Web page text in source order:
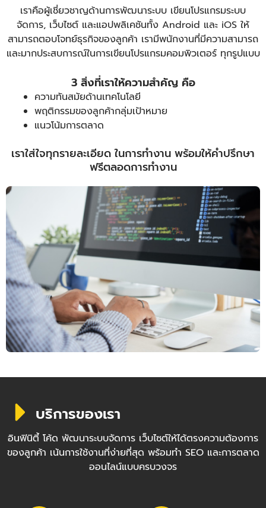
เราคือผู้เชี่ยวชาญด้านการพัฒนาระบบ เขียนโปรแกรมระบบ
จัดการ, เว็บไซต์ และแอปพลิเคชันทั้ง Android และ iOS ให้
สามารถตอบโจทย์ธุรกิจของลูกค้า เรามีพนักงานที่มีความสามารถ
และมากประสบการณ์ในการเขียนโปรแกรมคอมพิวเตอร์ ทุกรูปแบบ
3 สิ่งที่เราให้ความสำคัญ คือ
ความทันสมัยด้านเทคโนโลยี
พฤติกรรมของลูกค้ากลุ่มเป้าหมาย
แนวโน้มการตลาด
เราใส่ใจทุกรายละเอียด ในการทำงาน พร้อมให้คำปรึกษา
ฟรีตลอดการทำงาน
บริการของเรา
อินฟินิตี้ โค้ด พัฒนาระบบจัดการ เว็บไซต์ให้ได้ตรงความต้องการ
ของลูกค้า เน้นการใช้งานที่ง่ายที่สุด พร้อมทำ SEO และการตลาด
ออนไลน์แบบครบวงจร